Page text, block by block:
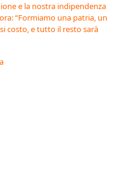
e la nostra indipendenza
“Formiamo una patria, un
costo, e tutto il resto sarà